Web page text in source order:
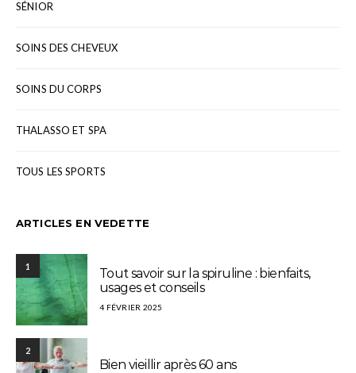
SÉNIOR
SOINS DES CHEVEUX
SOINS DU CORPS
THALASSO ET SPA
TOUS LES SPORTS
ARTICLES EN VEDETTE
1
Tout savoir sur la spiruline : bienfaits,
usages et conseils
4 FÉVRIER 2025
2
Bien vieillir après 60 ans